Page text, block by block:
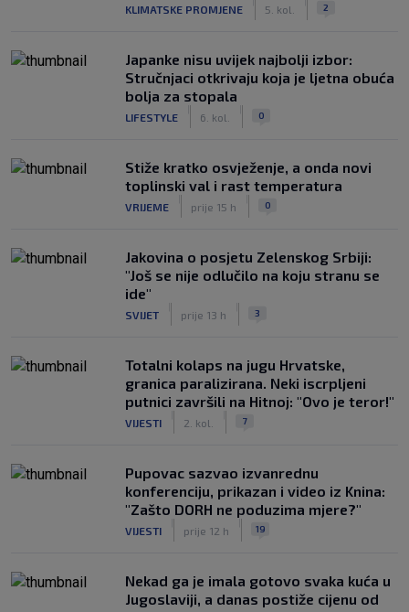
KLIMATSKE PROMJENE 5. kol. 2
Japanke nisu uvijek najbolji izbor:
Stručnjaci otkrivaju koja je ljetna obuća
bolja za stopala
LIFESTYLE 6. kol. 0
Stiže kratko osvježenje, a onda novi
toplinski val i rast temperatura
VRIJEME prije 15 h 0
Jakovina o posjetu Zelenskog Srbiji:
"Još se nije odlučilo na koju stranu se
ide"
SVIJET prije 13 h 3
Totalni kolaps na jugu Hrvatske,
granica paralizirana. Neki iscrpljeni
putnici završili na Hitnoj: "Ovo je teror!"
VIJESTI 2. kol. 7
Pupovac sazvao izvanrednu
konferenciju, prikazan i video iz Knina:
"Zašto DORH ne poduzima mjere?"
VIJESTI prije 12 h 19
Nekad ga je imala gotovo svaka kuća u
Jugoslaviji, a danas postiže cijenu od